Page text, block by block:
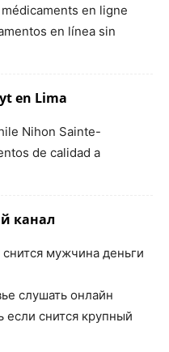
en ligne
en línea sin
en Lima
Nihon Sainte-
de calidad a
канал
мужчина деньги
слушать онлайн
если снится крупный